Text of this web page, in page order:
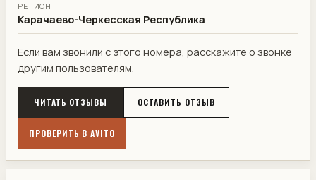
РЕГИОН
Карачаево-Черкесская Республика
Если вам звонили с этого номера, расскажите о звонке
другим пользователям.
ЧИТАТЬ ОТЗЫВЫ ОСТАВИТЬ ОТЗЫВ
ПРОВЕРИТЬ В AVITO